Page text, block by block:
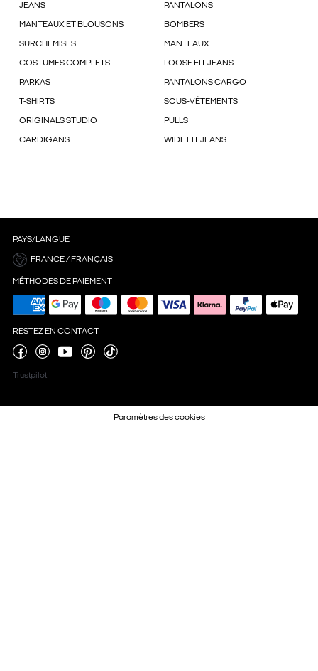
JEANS PANTALONS
MANTEAUX ET BLOUSONS BOMBERS
SURCHEMISES MANTEAUX
COSTUMES COMPLETS LOOSE FIT JEANS
PARKAS PANTALONS CARGO
T-SHIRTS SOUS-VÊTEMENTS
ORIGINALS STUDIO PULLS
CARDIGANS WIDE FIT JEANS
PAYS/LANGUE
FRANCE / FRANÇAIS
MÉTHODES DE PAIEMENT
RESTEZ EN CONTACT
Trustpilot
Paramètres des cookies